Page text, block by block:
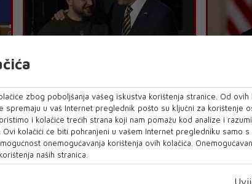
VOLODIMIR ZELENSKI
Zelenski o Bidenu koji ga je
predstavio kao Putina: Pogriješio je
VOLODIMIR Zelenski komentirao je Bidenov
gaf pred par dana kada je američki
predsjednik ukrajinsk...
Rusija:
krila je
vanjskih
zbog poboljšanja vašeg iskustva korištenja stranice. Od ovih
spremaju u vaš Internet preglednik pošto su ključni za korištenje
i kolačiće trećih strana koji nam pomažu kod analize i
kolačići će biti pohranjeni u vašem Internet pregledniku samo s
onemogućavanja korištenja ovih kolačića.
naših stranica.